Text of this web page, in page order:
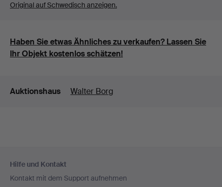
Original auf Schwedisch anzeigen.
Haben Sie etwas Ähnliches zu verkaufen? Lassen Sie
Ihr Objekt kostenlos schätzen!
Details
Auktionshaus Walter Borg
Navigation
Hilfe und Kontakt
Kontakt mit dem Support aufnehmen